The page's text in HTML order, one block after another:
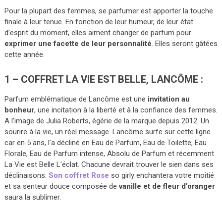
Pour la plupart des femmes, se parfumer est apporter la touche
finale à leur tenue. En fonction de leur humeur, de leur état
d’esprit du moment, elles aiment changer de parfum pour
exprimer une facette de leur personnalité. Elles seront gâtées
cette année.
1 – COFFRET LA VIE EST BELLE, LANCÔME :
Parfum emblématique de Lancôme est une invitation au
bonheur, une incitation à la liberté et à la confiance des femmes.
A l’image de Julia Roberts, égérie de la marque depuis 2012. Un
sourire à la vie, un réel message. Lancôme surfe sur cette ligne
car en 5 ans, l’a décliné en Eau de Parfum, Eau de Toilette, Eau
Florale, Eau de Parfum intense, Absolu de Parfum et récemment
La Vie est Belle L’éclat. Chacune devrait trouver le sien dans ses
déclinaisons. Son coffret Rose so girly enchantera votre moitié
et sa senteur douce composée devanille et de fleur d’oranger
saura la sublimer.